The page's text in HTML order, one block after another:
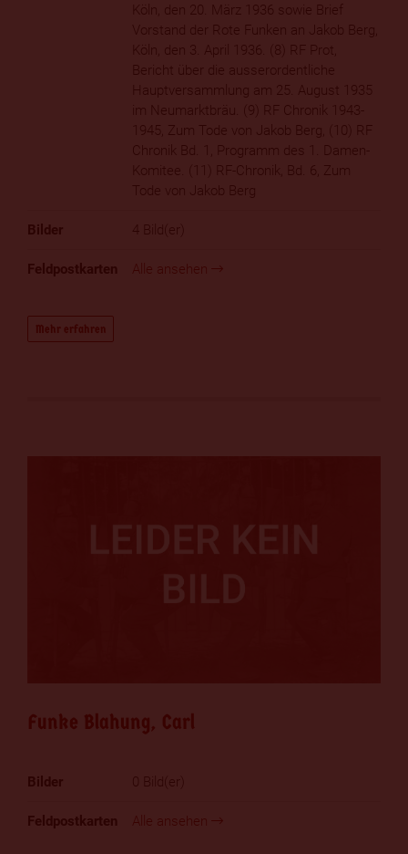
Köln, den 20. März 1936 sowie Brief
Vorstand der Rote Funken an Jakob Berg,
Köln, den 3. April 1936. (8) RF Prot,
Bericht über die ausserordentliche
Hauptversammlung am 25. August 1935
im Neumarktbräu. (9) RF Chronik 1943-
1945, Zum Tode von Jakob Berg, (10) RF
Chronik Bd. 1, Programm des 1. Damen-
Komitee. (11) RF-Chronik, Bd. 6, Zum
Tode von Jakob Berg
4 Bild(er)
Alle ansehen
Mehr erfahren
Funke Blahung, Carl
0 Bild(er)
Alle ansehen